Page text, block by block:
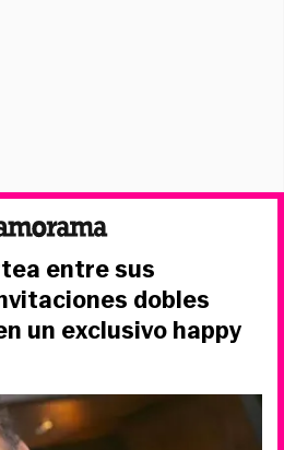
entre sus
dobles
un exclusivo happy